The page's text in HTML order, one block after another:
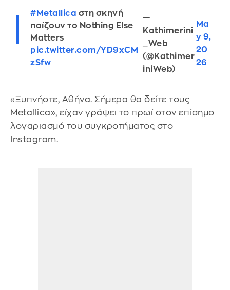
#Metallica στη σκηνή
παίζουν το Nothing Else
Matters
pic.twitter.com/YD9xCM
zSfw
—
Kathimerini
_Web
(@Kathimer
iniWeb)
Ma
y 9,
20
26
«Ξυπνήστε, Αθήνα. Σήμερα θα δείτε τους
Metallica», είχαν γράψει το πρωί στον επίσημο
λογαριασμό του συγκροτήματος στο
Instagram.